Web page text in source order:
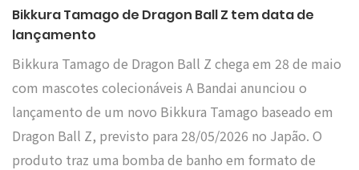
Bikkura Tamago de Dragon Ball Z tem data de
lançamento
Bikkura Tamago de Dragon Ball Z chega em 28 de maio
com mascotes colecionáveis A Bandai anunciou o
lançamento de um novo Bikkura Tamago baseado em
Dragon Ball Z, previsto para 28/05/2026 no Japão. O
produto traz uma bomba de banho em formato de